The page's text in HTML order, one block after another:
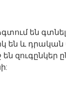
են
են և
զուգընկեր